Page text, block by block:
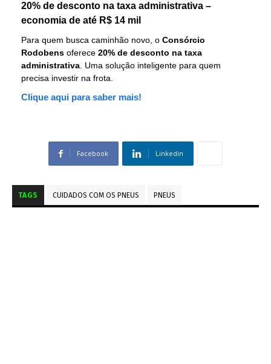
20% de desconto na taxa administrativa –
economia de até R$ 14 mil
Para quem busca caminhão novo, o Consórcio
Rodobens oferece 20% de desconto na taxa
administrativa . Uma solução inteligente para quem
precisa investir na frota.
Clique aqui para saber mais!
Facebook Linkedin
TAGS CUIDADOS COM OS PNEUS PNEUS